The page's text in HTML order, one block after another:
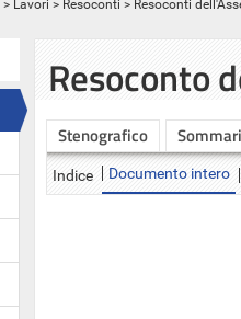
> Lavori > Resoconti > Resoconti
Resoconto
Stenografico
Indice Documento intero